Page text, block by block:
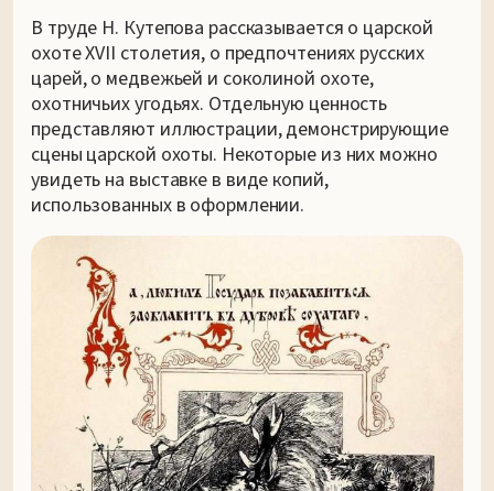
В труде Н. Кутепова рассказывается о царской
охоте XVII столетия, о предпочтениях русских
царей, о медвежьей и соколиной охоте,
охотничьих угодьях. Отдельную ценность
представляют иллюстрации, демонстрирующие
сцены царской охоты. Некоторые из них можно
увидеть на выставке в виде копий,
использованных в оформлении.